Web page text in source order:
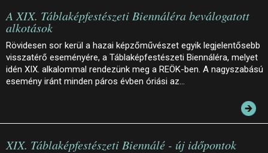
A XIX. Táblaképfestészeti Biennáléra beválogatott
alkotások
Rövidesen sor kerül a hazai képzőművészet egyik legjelentősebb
visszatérő eseményére, a Táblaképfestészeti Biennáléra, melyet
idén XIX. alkalommal rendezünk meg a REÖK-ben. A nagyszabású
esemény iránt minden páros évben óriási az…
XIX. Táblaképfestészeti Biennálé - új időpontok